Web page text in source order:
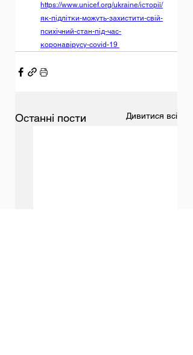
https://www.unicef.org/ukraine/історії/
як-підлітки-можуть-захистити-свій-
психічний-стан-під-час-
коронавірусу-covid-19
Останні пости Дивитися всі